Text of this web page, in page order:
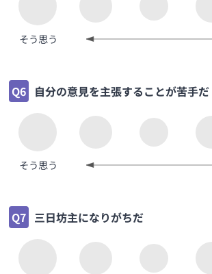
そう思う
Q6 自分の意見を主張することが苦手だ
そう思う
Q7 三日坊主になりがちだ